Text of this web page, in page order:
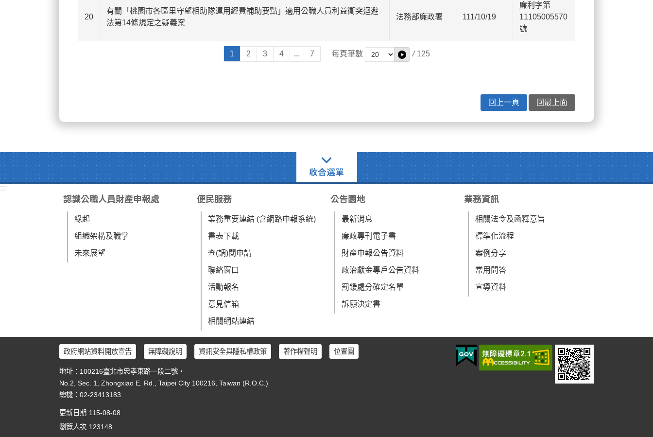
20
有關「桃園市各區里守望相助隊運用經費補助要點」適用公職人員利益衝突迴避
法第14條規定之疑義案
法務部廉政署 111/10/19
廉利字第
11105005570
號
1 2 3 4 ... 7 每頁筆數 / 125
回上一頁 回最上面
:::
認識公職人員財產申報處
緣起
組織架構及職掌
未來展望
便民服務
業務重要連結 (含網路申報系統)
書表下載
查(調)閱申請
聯絡窗口
活動報名
意見信箱
相關網站連結
公告園地
最新消息
廉政專刊電子書
財產申報公告資料
政治獻金專戶公告資料
罰鍰處分確定名單
訴願決定書
業務資訊
相關法令及函釋意旨
標準化流程
案例分享
常用問答
宣導資料
政府網站資料開放宣告 無障礙說明 資訊安全與隱私權政策 著作權聲明 位置圖
地址：100216臺北市忠孝東路一段二號‧
No.2, Sec. 1, Zhongxiao E. Rd., Taipei City 100216, Taiwan (R.O.C.)
總機：02-23413183
更新日期 115-08-08
瀏覽人次 123148